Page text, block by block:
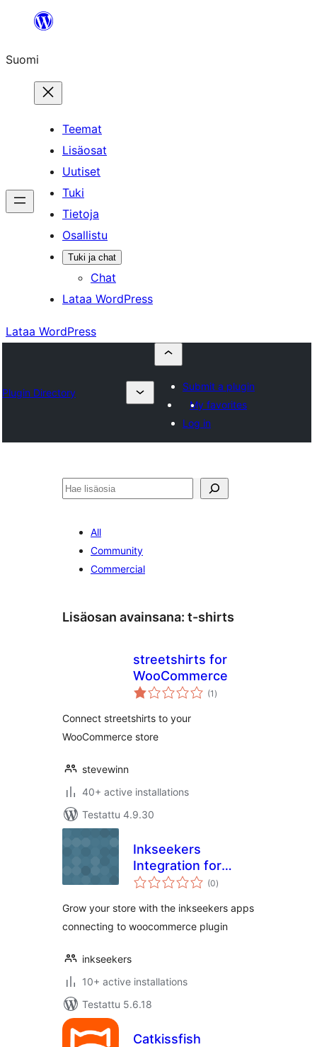
Suomi
Teemat
Lisäosat
Uutiset
Tuki
Tietoja
Osallistu
Tuki ja chat
Chat
Lataa WordPress
Lataa WordPress
Plugin Directory
Submit a plugin
My favorites
Log in
Etsi
All
Community
Commercial
Lisäosan avainsana: t-shirts
streetshirts for
WooCommerce
(1 arvosanat
yhteensä
)
Connect streetshirts to your
WooCommerce store
stevewinn
40+ active installations
Testattu 4.9.30
Inkseekers
Integration for
WooCommerce
(0arvosanat
yhteensä
)
Grow your store with the inkseekers apps
connecting to woocommerce plugin
inkseekers
10+ active installations
Testattu 5.6.18
Catkissfish